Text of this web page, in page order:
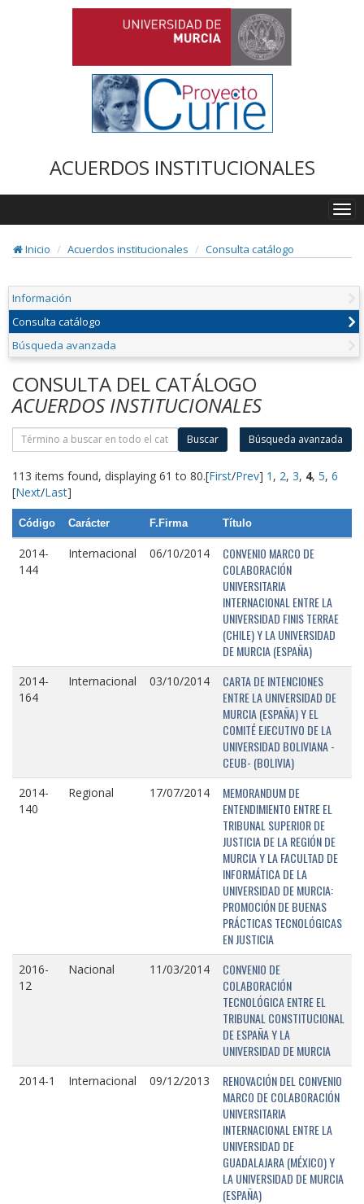
ACUERDOS INSTITUCIONALES
Inicio
Acuerdos institucionales Consulta catálogo
Información
Consulta catálogo
Búsqueda avanzada
CONSULTA DEL CATÁLOGO
ACUERDOS INSTITUCIONALES
Buscar Búsqueda avanzada
113 items found, displaying 61 to 80.[First/Prev] 1 , 2, 3, 4, 5, 6
[Next/Last]
Código Carácter F.Firma Título
2014-
144
Internacional 06/10/2014
CONVENIO MARCO DE
COLABORACIÓN
UNIVERSITARIA
INTERNACIONAL ENTRE LA
UNIVERSIDAD FINIS TERRAE
(CHILE) Y LA UNIVERSIDAD
DE MURCIA (ESPAÑA)
2014-
164
Internacional 03/10/2014
CARTA DE INTENCIONES
ENTRE LA UNIVERSIDAD DE
MURCIA (ESPAÑA) Y EL
COMITÉ EJECUTIVO DE LA
UNIVERSIDAD BOLIVIANA -
CEUB- (BOLIVIA)
2014-
140
Regional 17/07/2014
MEMORANDUM DE
ENTENDIMIENTO ENTRE EL
TRIBUNAL SUPERIOR DE
JUSTICIA DE LA REGIÓN DE
MURCIA Y LA FACULTAD DE
INFORMÁTICA DE LA
UNIVERSIDAD DE MURCIA:
PROMOCIÓN DE BUENAS
PRÁCTICAS TECNOLÓGICAS
EN JUSTICIA
2016-
12
Nacional 11/03/2014
CONVENIO DE
COLABORACIÓN
TECNOLÓGICA ENTRE EL
TRIBUNAL CONSTITUCIONAL
DE ESPAÑA Y LA
UNIVERSIDAD DE MURCIA
2014-1 Internacional 09/12/2013
RENOVACIÓN DEL CONVENIO
MARCO DE COLABORACIÓN
UNIVERSITARIA
INTERNACIONAL ENTRE LA
UNIVERSIDAD DE
GUADALAJARA (MÉXICO) Y
LA UNIVERSIDAD DE MURCIA
(ESPAÑA)